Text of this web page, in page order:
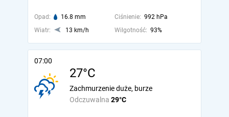
Opad: 16.8 mm Ciśnienie: 992 hPa
Wiatr:
13 km/h Wilgotność: 93%
07:00
27°C
Odczuwalna 29°C
Zachmurzenie duże, burze